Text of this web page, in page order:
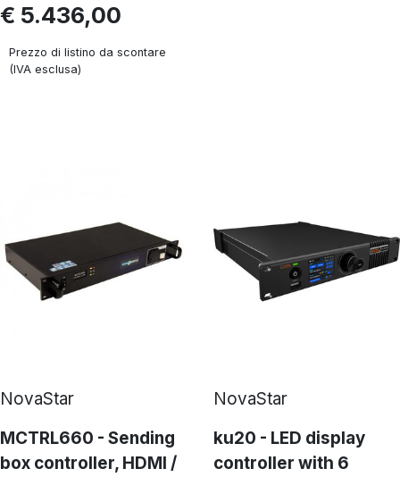
€ 5.436,00
Prezzo di listino da scontare
(IVA esclusa)
NovaStar
MCTRL660 - Sending
box controller, HDMI /
NovaStar
ku20 - LED display
controller with 6